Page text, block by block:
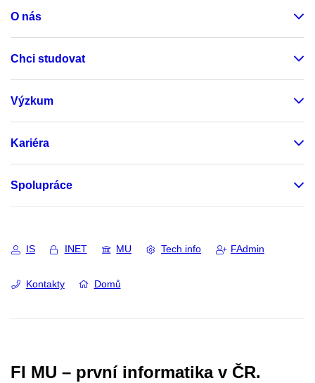
O nás
Chci studovat
Výzkum
Kariéra
Spolupráce
IS INET MU Tech info FAdmin
Kontakty Domů
FI MU – první informatika v ČR.